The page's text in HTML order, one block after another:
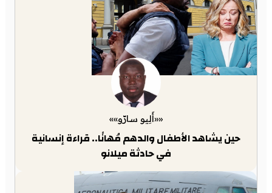
««أَلِيو سارّو»»
حين يشاهد الأطفال والدهم مُهانًا.. قراءة إنسانية
في حادثة ميلانو